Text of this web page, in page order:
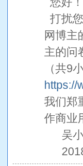
打扰
网博主
主的问
（共9
https://
我们郑
作商业
吴小
2018